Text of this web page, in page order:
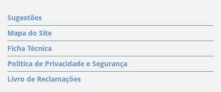
Sugestões
Mapa do Site
Ficha Técnica
Política de Privacidade e Segurança
Livro de Reclamações